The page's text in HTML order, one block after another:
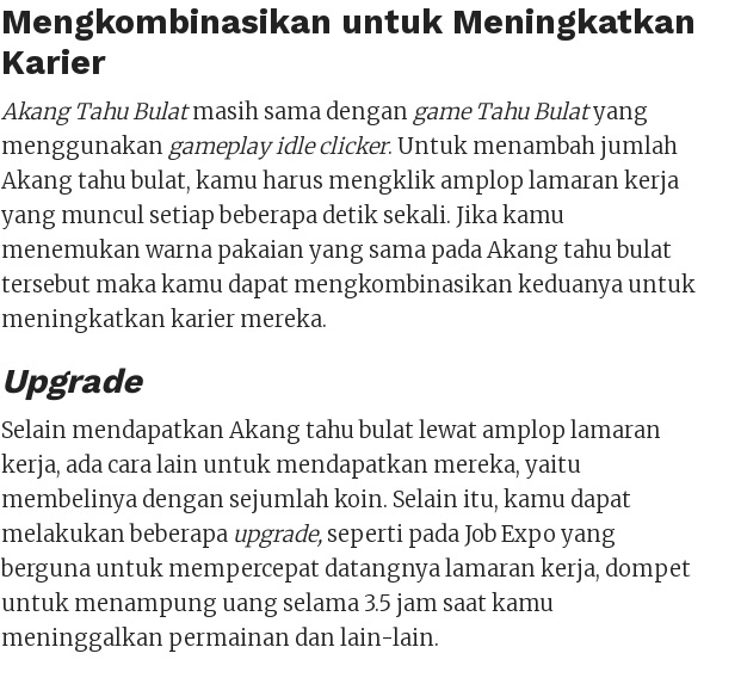
Mengkombinasikan untuk Meningkatkan
Karier
Akang Tahu Bulatmasih sama dengan game Tahu Bulatyang
menggunakan gameplay idle clicker. Untuk menambah jumlah
Akang tahu bulat, kamu harus mengklik amplop lamaran kerja
yang muncul setiap beberapa detik sekali. Jika kamu
menemukan warna pakaian yang sama pada Akang tahu bulat
tersebut maka kamu dapat mengkombinasikan keduanya untuk
meningkatkan karier mereka.
Upgrade
Selain mendapatkan Akang tahu bulat lewat amplop lamaran
kerja, ada cara lain untuk mendapatkan mereka, yaitu
membelinya dengan sejumlah koin. Selain itu, kamu dapat
melakukan beberapa upgrade, seperti pada Job Expo yang
berguna untuk mempercepat datangnya lamaran kerja, dompet
untuk menampung uang selama 3.5 jam saat kamu
meninggalkan permainan dan lain-lain.